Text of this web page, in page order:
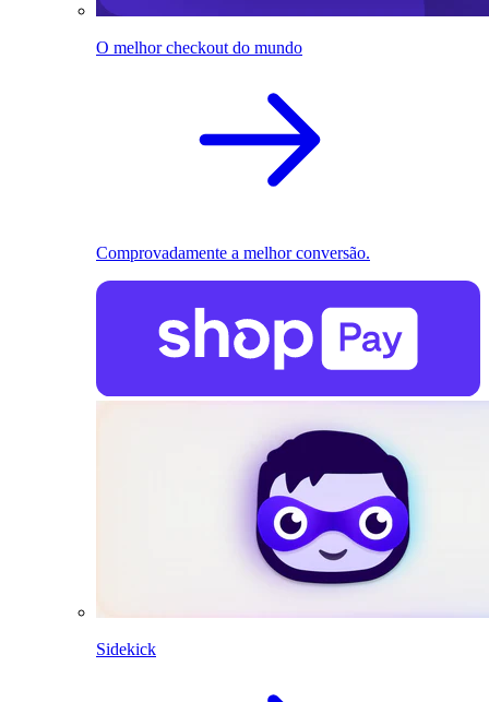
O melhor checkout do mundo
Comprovadamente a melhor conversão.
Sidekick